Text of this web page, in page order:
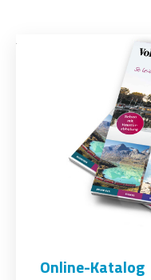
Online-Katalog